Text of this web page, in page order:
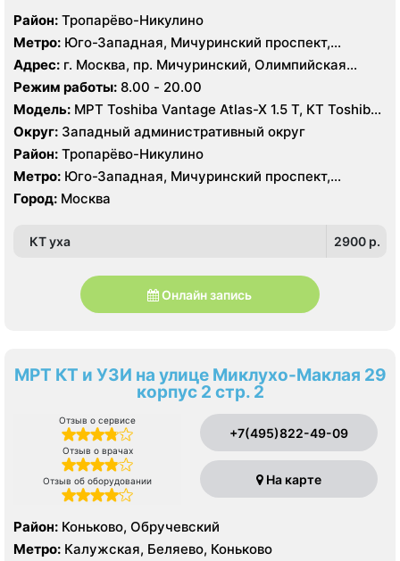
Район: Тропарёво-Никулино
Метро: Юго-Западная, Мичуринский проспект,
Озёрная
Адрес: г. Москва, пр. Мичуринский, Олимпийская
Деревня, 16, корп. 1
Режим работы: 8.00 - 20.00
Модель: МРТ Toshiba Vantage Atlas-X 1.5 Т, КТ Toshiba
Aquilion 64 среза, УЗИ
Округ: Западный административный округ
Район: Тропарёво-Никулино
Метро: Юго-Западная, Мичуринский проспект,
Озёрная
Город: Москва
КТ уха 2900 p.
Онлайн запись
МРТ КТ и УЗИ на улице Миклухо-Маклая 29
корпус 2 стр. 2
Отзыв о сервисе
Отзыв о врачах
Отзыв об оборудовании
+7(495)822-49-09
На карте
Район: Коньково, Обручевский
Метро: Калужская, Беляево, Коньково